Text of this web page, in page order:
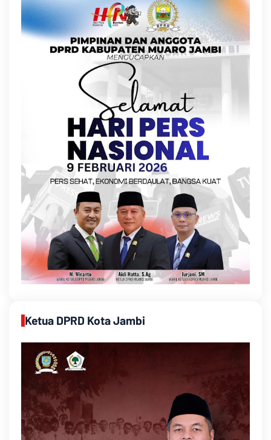
Ketua DPRD Kota Jambi